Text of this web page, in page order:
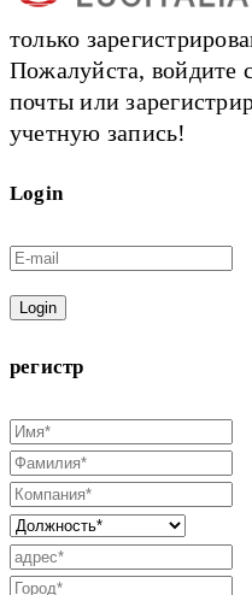
только
Пожалуйста, войдите
почты или
учетную запись!
Login
Login
регистр